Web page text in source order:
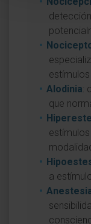
Alodinia:
que
a